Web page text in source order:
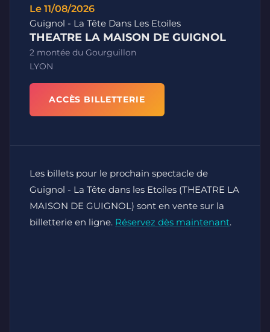
Le 11/08/2026
Guignol - La Tête Dans Les Etoiles
THEATRE LA MAISON DE GUIGNOL
2 montée du Gourguillon
LYON
ACCÈS BILLETTERIE
Les billets pour le prochain spectacle de
Guignol - La Tête dans les Etoiles (THEATRE LA
MAISON DE GUIGNOL) sont en vente sur la
billetterie en ligne. Réservez dès maintenant.